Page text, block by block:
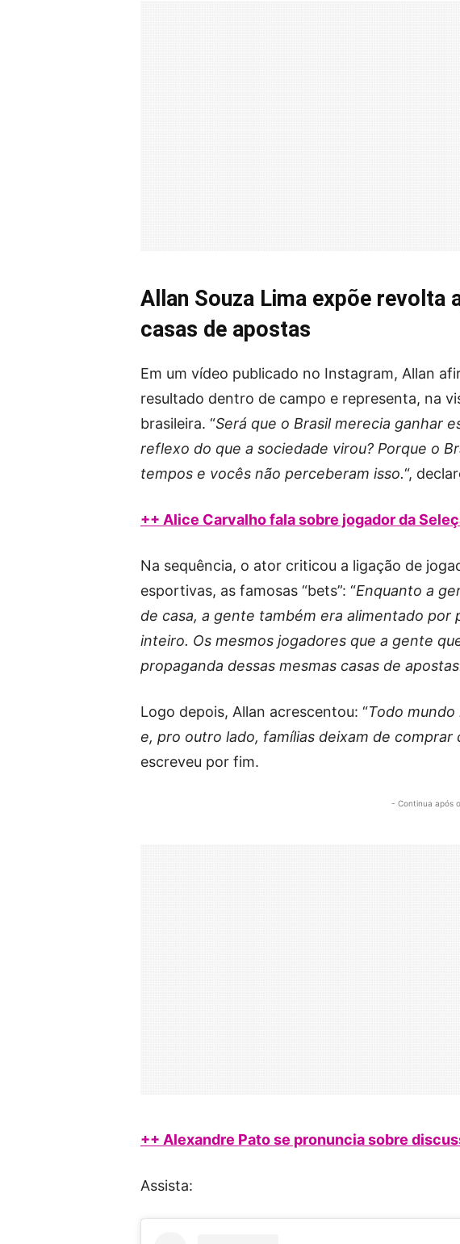
Allan Souza Lima expõe revolta
casas de apostas
Em um vídeo publicado no Instagram, Allan
resultado dentro de campo e representa, na
brasileira. “Será que o Brasil merecia ganhar
reflexo do que a sociedade virou? Porque o
tempos e vocês não perceberam isso.“,
++ Alice Carvalho fala sobre jogador da
Na sequência, o ator criticou a ligação de
esportivas, as famosas “bets”: “Enquanto a
de casa, a gente também era alimentado por
inteiro. Os mesmos jogadores que a gente
propaganda dessas mesmas casas de
Logo depois, Allan acrescentou: “Todo
e, pro outro lado, famílias deixam de
escreveu por fim.
- Continua após
++ Alexandre Pato se pronuncia sobre
Assista: